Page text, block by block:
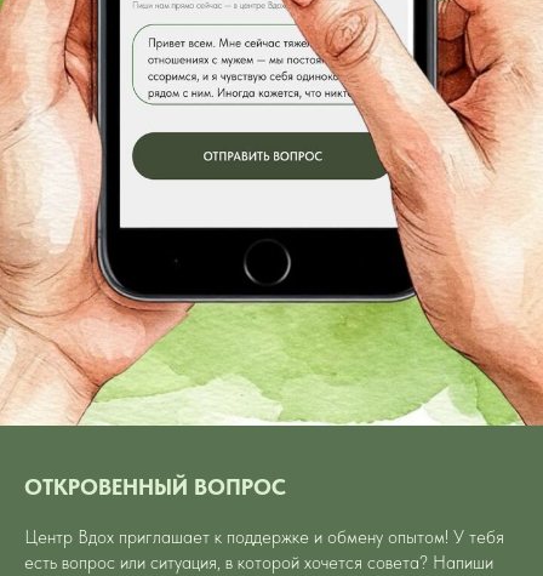
ОТКРОВЕННЫЙ ВОПРОС
Центр Вдох приглашает к поддержке и обмену опытом! У тебя
есть вопрос или ситуация, в которой хочется совета? Напиши